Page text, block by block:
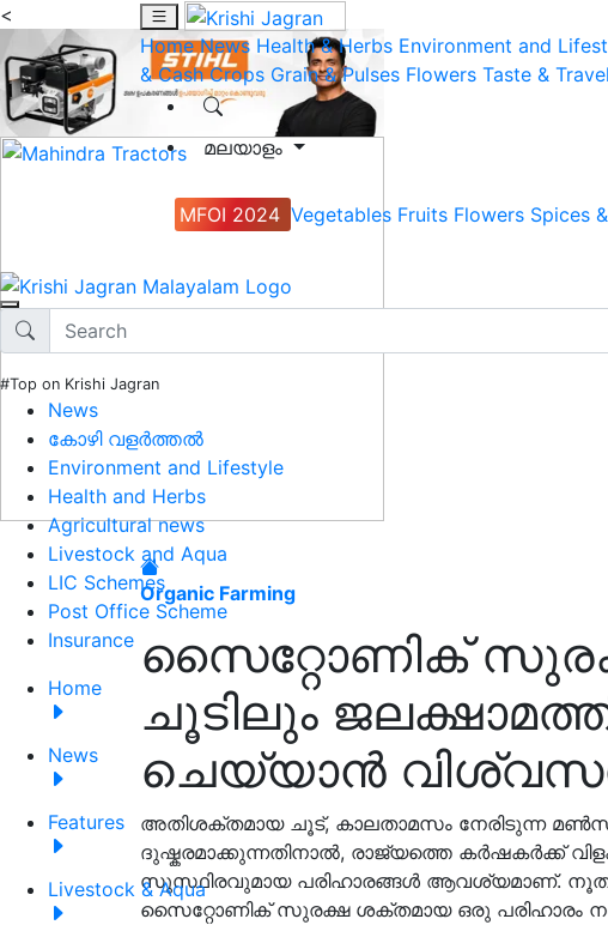
<
Home News Health & Herbs Environment and
& Cash Crops Grain & Pulses Flowers Taste & Travel
മലയാളം
MFOI 2024 Vegetables Fruits Flowers Spices
#Top on Krishi Jagran
News
കോഴി വളർത്തൽ
Environment and Lifestyle
Health and Herbs
Agricultural news
Livestock and Aqua
LIC Schemes
Post Office Scheme
Insurance
Home
News
Features
Livestock & Aqua
Organic Farming
സൈറ്റോണിക്
ചൂടിലും
ചെയ്യാൻ
അതിശക്തമായ ചൂട്, കാലതാമസം നേരിടുന്ന
ദുഷ്കരമാക്കുന്നതിനാൽ, രാജ്യത്തെ കർഷകർക്ക്
സുസ്ഥിരവുമായ പരിഹാരങ്ങൾ ആവശ്യമാണ്.
സൈറ്റോണിക് സുരക്ഷ ശക്തമായ ഒരു